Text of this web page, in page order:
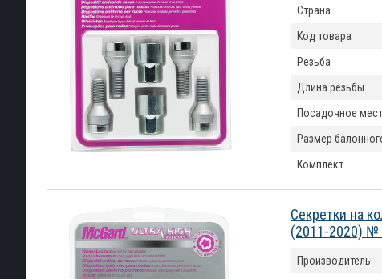
Страна
Код товара
Резьба
Длина резьбы
Посадочное
Размер
Комплект
Секретки на
(2011-2020) №
Производитель